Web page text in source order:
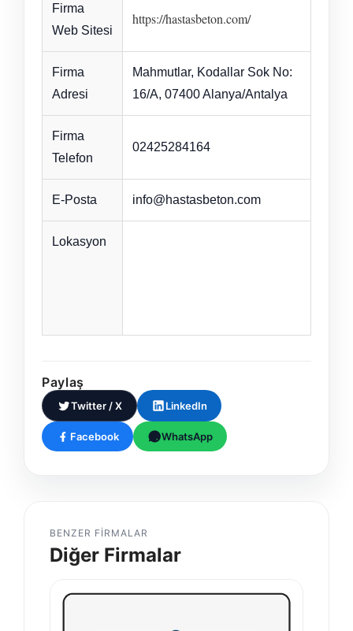
Firma
Web Sitesi
https://hastasbeton.com/
Firma
Adresi
Mahmutlar, Kodallar Sok No:
16/A, 07400 Alanya/Antalya
Firma
Telefon
02425284164
E-Posta info@hastasbeton.com
Lokasyon
Paylaş
Twitter / X LinkedIn
Facebook WhatsApp
BENZER FIRMALAR
Diğer Firmalar